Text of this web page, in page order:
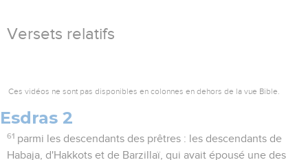
Versets relatifs
Ces vidéos ne sont pas disponibles en colonnes en dehors de la vue Bible.
Esdras 2
61 parmi les descendants des prêtres : les descendants de
Habaja, d'Hakkots et de Barzillaï, qui avait épousé une des